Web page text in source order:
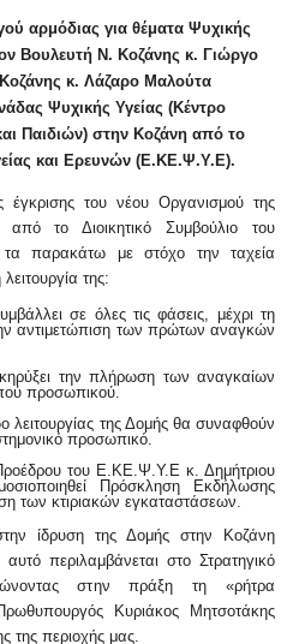
αρμόδιας για θέματα Ψυχικής
Βουλευτή Ν. Κοζάνης κ. Γιώργο
κ. Λάζαρο Μαλούτα
Ψυχικής Υγείας (Κέντρο
Παιδιών) στην Κοζάνη από το
και Ερευνών (Ε.ΚΕ.Ψ.Υ.Ε).
έγκρισης του νέου Οργανισμού της
το Διοικητικό Συμβούλιο του
παρακάτω με στόχο την ταχεία
της:
σε όλες τις φάσεις, μέχρι τη
αντιμετώπιση των πρώτων αναγκών
την πλήρωση των αναγκαίων
προσωπικού.
λειτουργίας της Δομής θα συναφθούν
προσωπικό.
του Ε.ΚΕ.Ψ.Υ.Ε κ. Δημήτριου
Πρόσκληση Εκδήλωσης
των κτιριακών εγκαταστάσεων.
ίδρυση της Δομής στην Κοζάνη
περιλαμβάνεται στο Στρατηγικό
στην πράξη τη «ρήτρα
Κυριάκος Μητσοτάκης
της περιοχής μας.